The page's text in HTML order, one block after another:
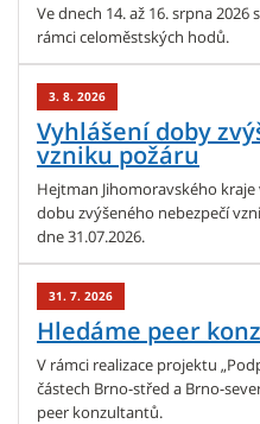
Ve dnech 14. až 16. srpna
rámci celoměstských hodů.
3. 8. 2026
Vyhlášení doby
vzniku požáru
Hejtman Jihomoravského
dobu zvýšeného nebezpečí
dne 31.07.2026.
31. 7. 2026
Hledáme peer
V rámci realizace projektu
částech Brno-střed a Brno-
peer konzultantů.